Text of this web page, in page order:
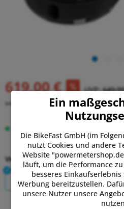
619,00 € UVP:
inkl. MwSt. zzgl. Versandkosten
Version:
Single Dual
Ein
Die BikeFast GmbH (im
nutzt Cookies und andere
Website
läuft, um die Performance
besseres
Werbung bereitzustellen.
unsere Nutzer unsere